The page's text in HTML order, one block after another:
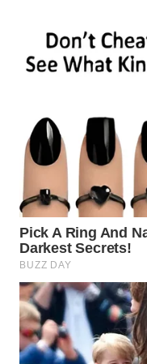
DEPOK
UTARA
WN
WN
PADANG
LAWAS
WN
SUMEDANG
WN